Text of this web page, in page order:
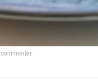
commenter.